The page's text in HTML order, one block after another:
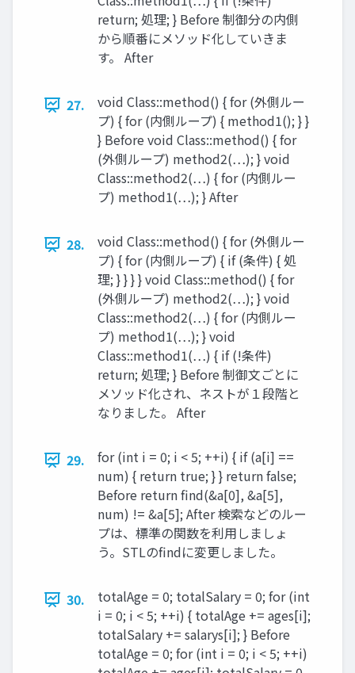
return; 処理; } Before 制御分の内側
から順番にメソッド化していきま
す。 After
27.
void Class::method() { for (外側ルー
プ) { for (内側ループ) { method1(); } }
} Before void Class::method() { for
(外側ループ) method2(…); } void
Class::method2(…) { for (内側ルー
プ) method1(…); } After
28.
void Class::method() { for (外側ルー
プ) { for (内側ループ) { if (条件) { 処
理; } } } } void Class::method() { for
(外側ループ) method2(…); } void
Class::method2(…) { for (内側ルー
プ) method1(…); } void
Class::method1(…) { if (!条件)
return; 処理; } Before 制御文ごとに
メソッド化され、ネストが１段階と
なりました。 After
29.
for (int i = 0; i < 5; ++i) { if (a[i] ==
num) { return true; } } return false;
Before return find(&a[0], &a[5],
num) != &a[5]; After 検索などのルー
プは、標準の関数を利用しましょ
う。STLのfindに変更しました。
30.
totalAge = 0; totalSalary = 0; for (int
i = 0; i < 5; ++i) { totalAge += ages[i];
totalSalary += salarys[i]; } Before
totalAge = 0; for (int i = 0; i < 5; ++i)